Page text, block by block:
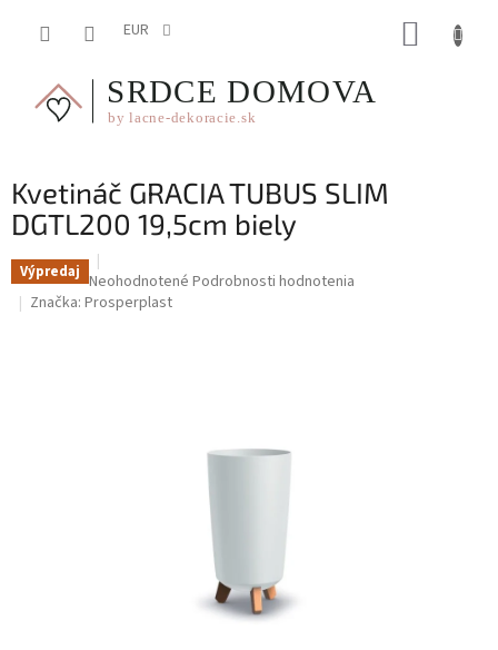
EUR
Kvetináč GRACIA TUBUS SLIM
DGTL200 19,5cm biely
Výpredaj Priemerné
hodnotenie
Neohodnotené Podrobnosti hodnotenia
Značka: Prosperplast